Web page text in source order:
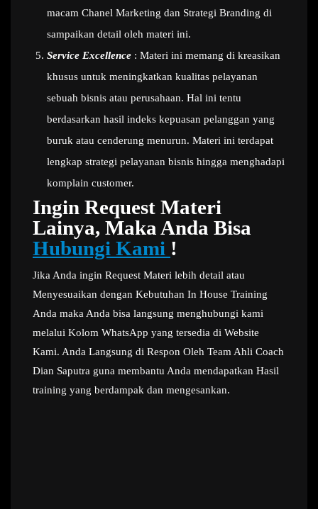
macam Chanel Marketing dan Strategi Branding di
sampaikan detail oleh materi ini.
Service Excellence : Materi ini memang di kreasikan
khusus untuk meningkatkan kualitas pelayanan
sebuah bisnis atau perusahaan. Hal ini tentu
berdasarkan hasil indeks kepuasan pelanggan yang
buruk atau cenderung menurun. Materi ini terdapat
lengkap strategi pelayanan bisnis hingga menghadapi
komplain customer.
Ingin Request Materi
Lainya, Maka Anda Bisa
Hubungi Kami !
Jika Anda ingin Request Materi lebih detail atau
Menyesuaikan dengan Kebutuhan In House Training
Anda maka Anda bisa langsung menghubungi kami
melalui Kolom WhatsApp yang tersedia di Website
Kami. Anda Langsung di Respon Oleh Team Ahli Coach
Dian Saputra guna membantu Anda mendapatkan Hasil
training yang berdampak dan mengesankan.